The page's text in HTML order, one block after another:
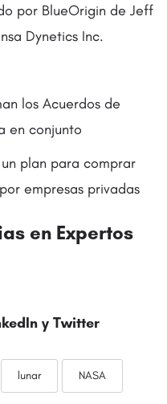
por BlueOrigin de Jeff
Dynetics Inc.
los Acuerdos de
en conjunto
un plan para comprar
empresas privadas
en Expertos
y Twitter
lunar NASA